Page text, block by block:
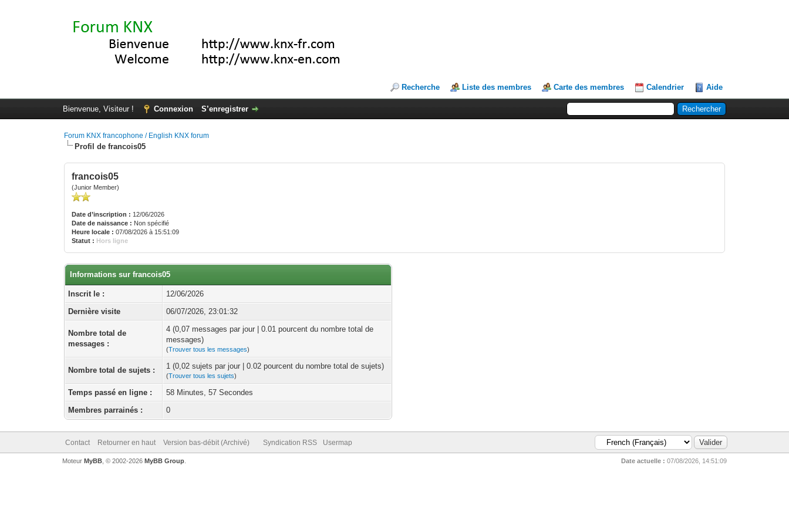
Recherche Liste des membres Carte des membres Calendrier Aide
Bienvenue, Visiteur ! Connexion S’enregistrer
Forum KNX francophone / English KNX forum
Profil de francois05
francois05
(Junior Member)
Date d’inscription : 12/06/2026
Date de naissance : Non spécifié
Heure locale : 07/08/2026 à 15:51:09
Statut : Hors ligne
Informations sur francois05
Inscrit le :
12/06/2026
Dernière visite
06/07/2026, 23:01:32
Nombre total de
messages :
4 (0,07 messages par jour | 0.01 pourcent du nombre total de
messages)
(Trouver tous les messages)
Nombre total de sujets : 1 (0,02 sujets par jour | 0.02 pourcent du nombre total de sujets)
(Trouver tous les sujets)
Temps passé en ligne :
58 Minutes, 57 Secondes
Membres parrainés :
0
Contact Retourner en haut Version bas-débit (Archivé) Syndication RSS Usermap
Date actuelle : 07/08/2026, 14:51:09
Moteur MyBB, © 2002-2026 MyBB Group.